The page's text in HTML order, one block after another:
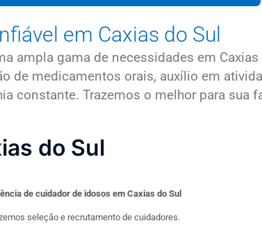
em Caxias do Sul
ampla gama de necessidades em
de medicamentos orais, auxílio em
constante. Trazemos o melhor para sua
do Sul
de cuidador de idosos em Caxias do Sul
seleção e recrutamento de cuidadores.